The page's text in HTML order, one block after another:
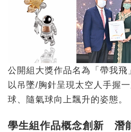
公開組大獎作品名為「帶我飛
以吊墜/胸針呈現太空人手握
球、隨氣球向上飄升的姿態。
學生組作品概念創新 潛